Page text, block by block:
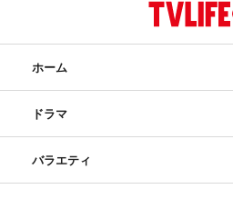
ホーム
ドラマ
バラエティ